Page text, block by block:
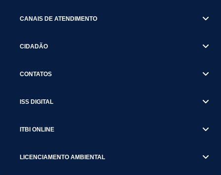
CANAIS DE ATENDIMENTO
CIDADÃO
CONTATOS
ISS DIGITAL
ITBI ONLINE
LICENCIAMENTO AMBIENTAL